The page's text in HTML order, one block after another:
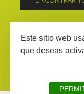
Este sitio web
que deseas